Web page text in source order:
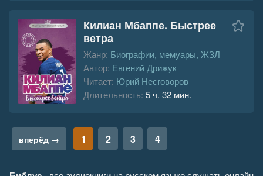
Килиан Мбаппе. Быстрее
ветра
Жанр: Биографии, мемуары, ЖЗЛ
Автор: Евгений Дрижук
Читает: Юрий Несговоров
Длительность: 5 ч. 32 мин.
вперёд → 1 2 3 4